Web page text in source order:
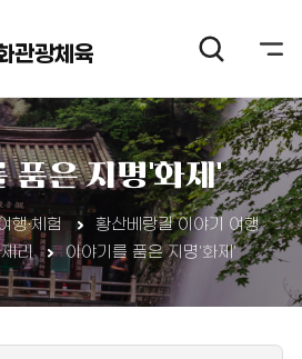
관광체육
품은 지명'화제'
행·체험
황산베랑길 이야기 여행
리
이야기를 품은 지명'화제'